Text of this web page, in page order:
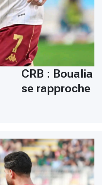
CRB : Boualia
se rapproche